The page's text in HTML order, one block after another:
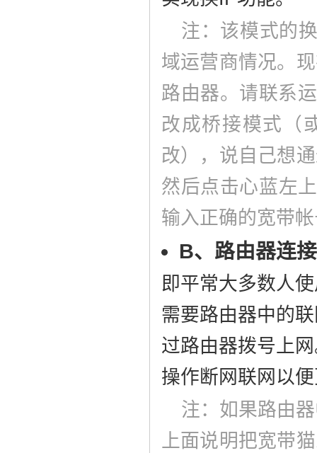
注：该模式的
域运营商情况。
路由器。请联系
改成桥接模式（
改），说自己想
然后点击心蓝左
输入正确的宽带
B、路由器连
即平常大多数人
需要路由器中的
过路由器拨号上
操作断网联网以
注：如果路由
上面说明把宽带